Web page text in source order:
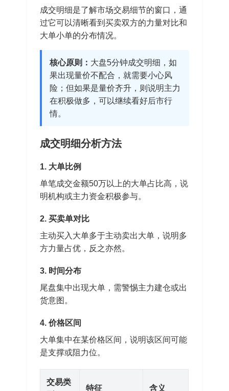
成交明细是了解市场交易细节的窗口，通
过它可以清晰看到买卖双方的力量对比和
大单小单的分布情况。
核心原则： 大盘5分钟成交明细，如
果出现量价不配合，就需要小心风
险；但如果是量价齐升，则说明主力
在积极做多，可以继续看好后市行
情。
成交明细分析方法
1. 大单比例
单笔成交金额50万以上的大单占比高，说
明机构或主力资金积极参与。
2. 买卖单对比
主动买入大单多于主动卖出大单，说明多
方力量占优，反之亦然。
3. 时间分布
尾盘集中出现大单，需警惕主力建仓或出
货意图。
4. 价格区间
大单集中在某价格区间，说明该区间可能
是支撑或阻力位。
交易类
特征 含义